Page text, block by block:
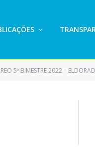
5º BIMESTRE 2022 –